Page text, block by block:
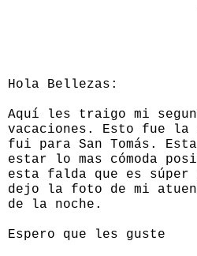
Hola Bellezas:
Aquí les traigo mi
vacaciones. Esto fue la
fui para San Tomás.
estar lo mas cómoda
esta falda que es súper
dejo la foto de mi
de la noche.
Espero que les guste